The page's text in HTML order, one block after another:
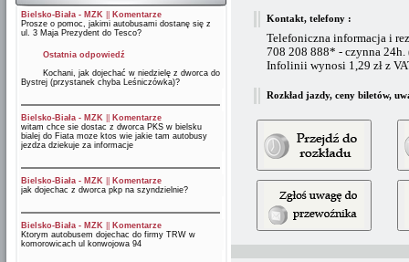
Bielsko-Biała - MZK
Komentarze
Prosze o pomoc, jakimi autobusami dostanę się z
ul. 3 Maja Prezydent do Tesco?
Ostatnia odpowiedź
Kochani, jak dojechać w niedzielę z dworca do
Bystrej (przystanek chyba Leśniczówka)?
Bielsko-Biała - MZK
Komentarze
witam chce sie dostac z dworca PKS w bielsku
bialej do Fiata moze ktos wie jakie tam autobusy
jezdza dziekuje za informacje
Bielsko-Biała - MZK
Komentarze
jak dojechac z dworca pkp na szyndzielnie?
Bielsko-Biała - MZK
Komentarze
Ktorym autobusem dojechac do firmy TRW w
komorowicach ul konwojowa 94
Kontakt, telefony :
Telefoniczna informacja i
708 208 888* - czynna 24h.
Infolinii wynosi 1,29 zł z
Rozkład jazdy, ceny biletów,